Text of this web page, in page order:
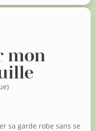
mon
sa garde robe sans se